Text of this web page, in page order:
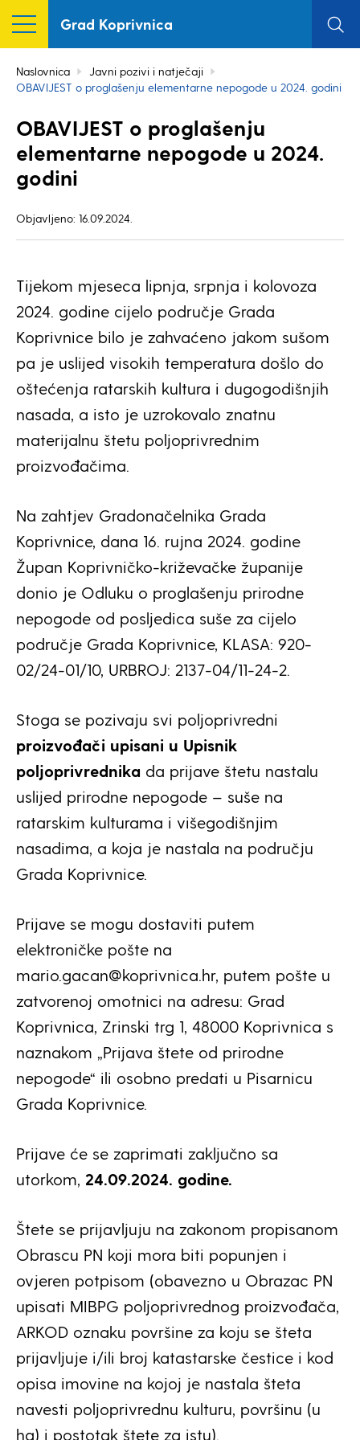
Grad Koprivnica
Naslovnica
Javni pozivi i natječaji
OBAVIJEST o proglašenju elementarne nepogode u 2024. godini
OBAVIJEST o proglašenju
elementarne nepogode u 2024.
godini
Objavljeno: 16.09.2024.
Tijekom mjeseca lipnja, srpnja i kolovoza
2024. godine cijelo područje Grada
Koprivnice bilo je zahvaćeno jakom sušom
pa je uslijed visokih temperatura došlo do
oštećenja ratarskih kultura i dugogodišnjih
nasada, a isto je uzrokovalo znatnu
materijalnu štetu poljoprivrednim
proizvođačima.
Na zahtjev Gradonačelnika Grada
Koprivnice, dana 16. rujna 2024. godine
Župan Koprivničko-križevačke županije
donio je Odluku o proglašenju prirodne
nepogode od posljedica suše za cijelo
područje Grada Koprivnice, KLASA: 920-
02/24-01/10, URBROJ: 2137-04/11-24-2.
Stoga se pozivaju svi poljoprivredni
proizvođači upisani u Upisnik
poljoprivrednika da prijave štetu nastalu
uslijed prirodne nepogode – suše na
ratarskim kulturama i višegodišnjim
nasadima, a koja je nastala na području
Grada Koprivnice.
Prijave se mogu dostaviti putem
elektroničke pošte na
mario.gacan@koprivnica.hr, putem pošte u
zatvorenoj omotnici na adresu: Grad
Koprivnica, Zrinski trg 1, 48000 Koprivnica s
naznakom „Prijava štete od prirodne
nepogode“ ili osobno predati u Pisarnicu
Grada Koprivnice.
Prijave će se zaprimati zaključno sa
utorkom, 24.09.2024. godine.
Štete se prijavljuju na zakonom propisanom
Obrascu PN koji mora biti popunjen i
ovjeren potpisom (obavezno u Obrazac PN
upisati MIBPG poljoprivrednog proizvođača,
ARKOD oznaku površine za koju se šteta
prijavljuje i/ili broj katastarske čestice i kod
opisa imovine na kojoj je nastala šteta
navesti poljoprivrednu kulturu, površinu (u
ha) i postotak štete za istu).